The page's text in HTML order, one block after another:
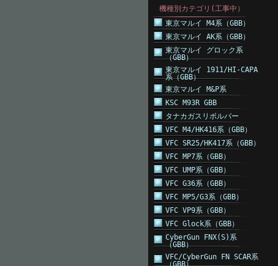
機種別カテゴリ(工事中）
東京マルイ M4系（GBB）
東京マルイ AK系（GBB）
東京マルイ グロック系
（GBB）
東京マルイ 1911/HI-CAPA
系（GBB）
東京マルイ M&P系
KSC M93R GBB
タナカガスリボルバー
VFC M4/HK416系（GBB）
VFC SR25/HK417系（GBB）
VFC MP7系（GBB）
VFC UMP系（GBB）
VFC G36系（GBB）
VFC MP5/G3系（GBB）
VFC VP9系（GBB）
VFC Glock系（GBB）
CyberGun FNX(S)系
（GBB）
VFC/CyberGun FN SCAR系
（GBB）